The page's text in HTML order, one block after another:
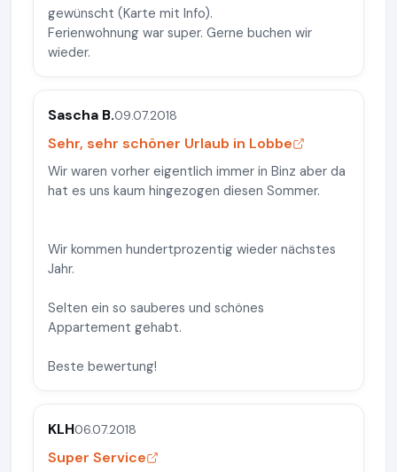
gewünscht (Karte mit Info).
Ferienwohnung war super. Gerne buchen wir
wieder.
Sascha B.09.07.2018
Sehr, sehr schöner Urlaub in Lobbe
Wir waren vorher eigentlich immer in Binz aber da
hat es uns kaum hingezogen diesen Sommer.
Wir kommen hundertprozentig wieder nächstes
Jahr.
Selten ein so sauberes und schönes
Appartement gehabt.
Beste bewertung!
KLH06.07.2018
Super Service